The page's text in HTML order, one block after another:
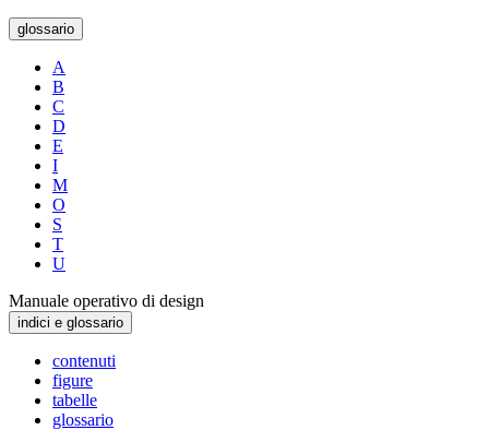
glossario
A
B
C
D
E
I
M
O
S
T
U
Manuale operativo di design
indici e glossario
contenuti
figure
tabelle
glossario